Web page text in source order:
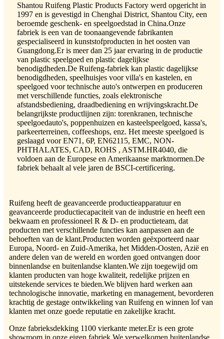
Shantou Ruifeng Plastic Products Factory werd opgericht in
1997 en is gevestigd in Chenghai District, Shantou City, een
beroemde geschenk- en speelgoedstad in China.Onze
fabriek is een van de toonaangevende fabrikanten
gespecialiseerd in kunststofproducten in het oosten van
Guangdong.Er is meer dan 25 jaar ervaring in de productie
van plastic speelgoed en plastic dagelijkse
benodigdheden.De Ruifeng-fabriek kan plastic dagelijkse
benodigdheden, speelhuisjes voor villa's en kastelen, en
speelgoed voor technische auto's ontwerpen en produceren
met verschillende functies, zoals elektronische
afstandsbediening, draadbediening en wrijvingskracht.De
belangrijkste productlijnen zijn: torenkranen, technische
speelgoedauto's, poppenhuizen en kasteelspeelgoed, kassa's,
parkeerterreinen, coffeeshops, enz. Het meeste speelgoed is
geslaagd voor EN71, 6P, EN62115, EMC, NON-
PHTHALATES, CAD, ROHS , ASTM.HR4040, die
voldoen aan de Europese en Amerikaanse marktnormen.De
fabriek behaalt al vele jaren de BSCI-certificering.
Ruifeng heeft de geavanceerde productieapparatuur en
geavanceerde productiecapaciteit van de industrie en heeft een
bekwaam en professioneel R & D- en productieteam, dat
producten met verschillende functies kan aanpassen aan de
behoeften van de klant.Producten worden geëxporteerd naar
Europa, Noord- en Zuid-Amerika, het Midden-Oosten, Azië en
andere delen van de wereld en worden goed ontvangen door
binnenlandse en buitenlandse klanten.We zijn toegewijd om
klanten producten van hoge kwaliteit, redelijke prijzen en
uitstekende services te bieden.We blijven hard werken aan
technologische innovatie, marketing en management, bevorderen
krachtig de gestage ontwikkeling van Ruifeng en winnen lof van
klanten met onze goede reputatie en zakelijke kracht.
Onze fabrieksdekking 1100 vierkante meter.Er is een grote
showroom in onze eigen fabriek.We verwelkomen buitenlandse